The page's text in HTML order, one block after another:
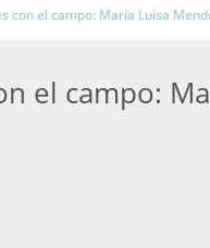
con el campo: María Luisa
el campo: